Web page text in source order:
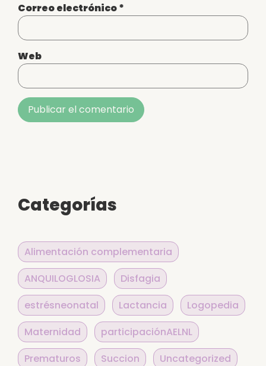
Correo electrónico*
Web
Categorías
Alimentación complementaria
ANQUILOGLOSIA
Disfagia
estrésneonatal
Lactancia
Logopedia
Maternidad
participaciónAELNL
Prematuros
Succion
Uncategorized